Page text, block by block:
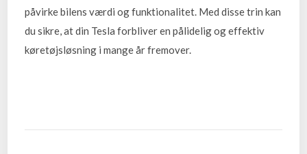
påvirke bilens værdi og funktionalitet. Med disse trin kan
du sikre, at din Tesla forbliver en pålidelig og effektiv
køretøjsløsning i mange år fremover.